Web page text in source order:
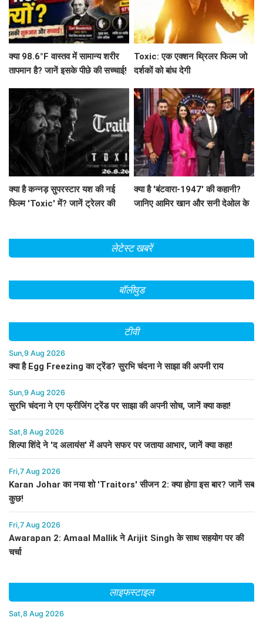
क्या 98.6°F वास्तव में सामान्य शरीर
तापमान है? जानें इसके पीछे की सच्चाई!
Toxic: एक एक्शन थ्रिलर फिल्म जो
दर्शकों को बांध देगी
क्या है कन्नड़ सुपरस्टार यश की नई
फिल्म 'Toxic' में? जानें ट्रेलर की
क्या है 'बंटवारा-1947' की कहानी?
जानिए आमिर खान और सनी देओल के
लेटेस्ट खबरें
बॉलीवुड
टीवी
Sun,9 Aug 2026
क्या है Egg Freezing का ट्रेंड? सुरभि चंदना ने साझा की अपनी राय
Sun,9 Aug 2026
सुरभि चंदना ने एग फ्रीजिंग ट्रेंड पर साझा की अपनी सोच, जानें क्या कहा!
Sat,8 Aug 2026
शिल्पा शिंदे ने 'द अलायंस' में अपने सफर पर जताया आभार, जानें क्या कहा!
Fri,7 Aug 2026
Karan Johar का नया शो 'Traitors' सीजन 2: क्या होगा इस बार? जानें सब
कुछ!
Fri,7 Aug 2026
Awarapan 2: Amaal Mallik ने Arijit Singh के साथ सहयोग पर की
चर्चा
लाइफस्टाइल
Sat,8 Aug 2026